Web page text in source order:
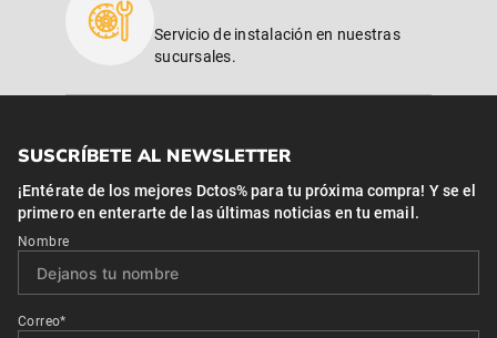
Servicio de instalación en nuestras
sucursales.
SUSCRÍBETE AL NEWSLETTER
¡Entérate de los mejores Dctos% para tu próxima compra! Y se el
primero en enterarte de las últimas noticias en tu email.
Nombre
Correo*